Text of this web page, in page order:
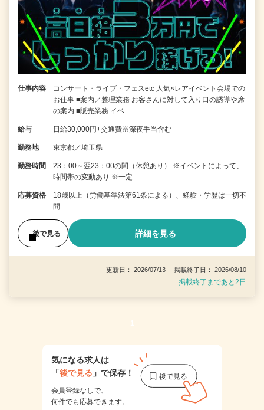
仕事内容
コンサート・ライブ・フェスetc 人気×レアイベント会場での
お仕事 ■案内／整理業務 お客さんに対して入り口の誘導や席
の案内 ■販売業務 イベ…
給与 日給30,000円+交通費※深夜手当含む
勤務地 東京都／埼玉県
勤務時間
23：00～翌23：00の間（休憩あり） ※イベントによって、
時間帯の変動あり ※一定…
応募資格
18歳以上（労働基準法第61条による）、経験・学歴は一切不
問
後で見る 詳細を見る
更新日： 2026/07/13 掲載終了日： 2026/08/10
掲載終了まであと2日
1
気になる求人は
「後で見る 」で保存！
会員登録なしで、
何件でも応募できます。